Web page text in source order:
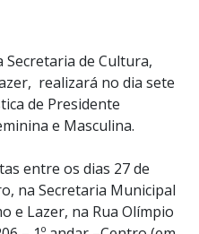
de Cultura,
realizará no dia sete
de Presidente
e Masculina.
entre os dias 27 de
na Secretaria Municipal
e Lazer, na Rua Olímpio